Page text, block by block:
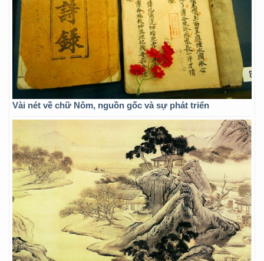
Vài nét về chữ Nôm, nguồn gốc và sự phát triển